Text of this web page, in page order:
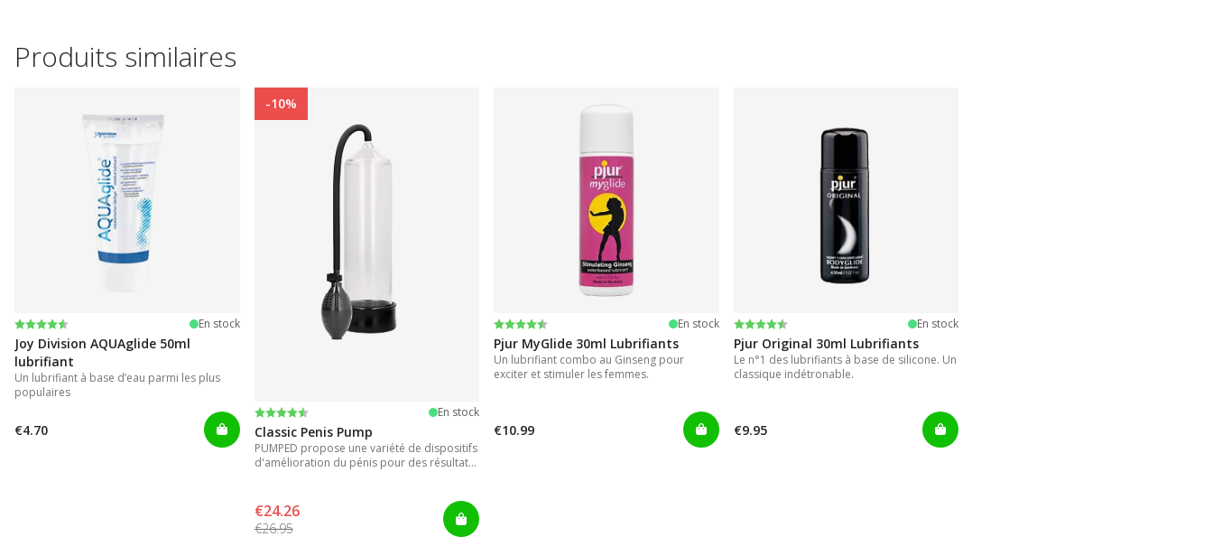
Produits similaires
Note:
4.2 sur 5 étoiles En stock
Joy Division AQUAglide 50ml
lubrifiant
Un lubrifiant à base d’eau parmi les plus
populaires
€4.70
-10%
Note:
4.3 sur 5 étoiles En stock
Classic Penis Pump
PUMPED propose une variété de dispositifs
d'amélioration du pénis pour des résultats
€24.26
€26.95
Note:
4.2 sur 5 étoiles En stock
Pjur MyGlide 30ml Lubrifiants
Un lubrifiant combo au Ginseng pour
exciter et stimuler les femmes.
€10.99
Note:
4.2 sur 5 étoiles En stock
Pjur Original 30ml Lubrifiants
Le n°1 des lubrifiants à base de silicone. Un
classique indétronable.
€9.95